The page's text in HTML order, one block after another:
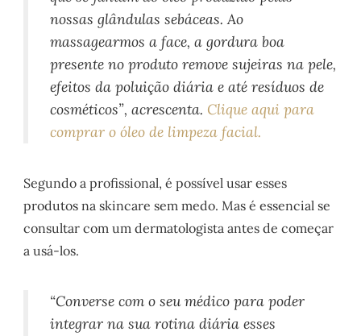
nossas glândulas sebáceas. Ao
massagearmos a face, a gordura boa
presente no produto remove sujeiras na pele,
efeitos da poluição diária e até resíduos de
cosméticos”, acrescenta. Clique aqui para
comprar o óleo de limpeza facial.
Segundo a profissional, é possível usar esses
produtos na skincare sem medo. Mas é essencial se
consultar com um dermatologista antes de começar
a usá-los.
“Converse com o seu médico para poder
integrar na sua rotina diária esses